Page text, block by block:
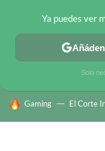
CHOLLOS TELEGRAM
HOY SE HABLA DE
Gaming El Corte
Ya puedes ver
Solo